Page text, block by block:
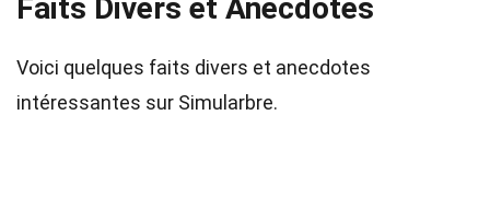
Faits Divers et Anecdotes
Voici quelques faits divers et anecdotes
intéressantes sur Simularbre.